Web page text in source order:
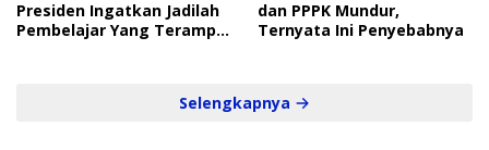
Presiden Ingatkan Jadilah
Pembelajar Yang Terampil
dan PPPK Mundur,
Ternyata Ini Penyebabnya
Selengkapnya